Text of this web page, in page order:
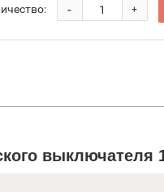
+
-
выключателя